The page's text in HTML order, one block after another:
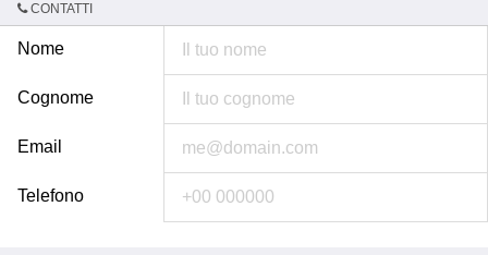
CONTATTI
Nome
Cognome
Email
Telefono